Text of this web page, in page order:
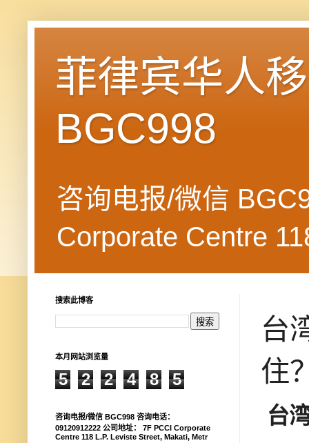
菲律宾华人
BGC998
咨询电报/微信
Corporate Centre
台
住
台
搜索此博客
本月网站浏览量
5 2 2 4 8 5
咨询电报/微信 BGC998 咨询电话：
09120912222 公司地址： 7F PCCI Corporate
Centre 118 L.P. Leviste Street, Makati, Metr